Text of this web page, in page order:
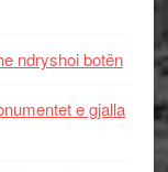
ndryshoi botën
e gjalla